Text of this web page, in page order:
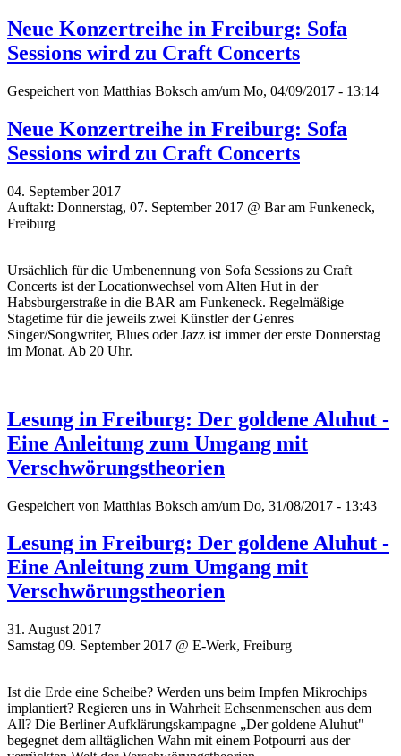
Neue Konzertreihe in Freiburg: Sofa
Sessions wird zu Craft Concerts
Gespeichert von Matthias Boksch am/um Mo, 04/09/2017 - 13:14
Neue Konzertreihe in Freiburg: Sofa
Sessions wird zu Craft Concerts
04. September 2017
Auftakt: Donnerstag, 07. September 2017 @ Bar am Funkeneck,
Freiburg
Ursächlich für die Umbenennung von Sofa Sessions zu Craft
Concerts ist der Locationwechsel vom Alten Hut in der
Habsburgerstraße in die BAR am Funkeneck. Regelmäßige
Stagetime für die jeweils zwei Künstler der Genres
Singer/Songwriter, Blues oder Jazz ist immer der erste Donnerstag
im Monat. Ab 20 Uhr.
Lesung in Freiburg: Der goldene Aluhut -
Eine Anleitung zum Umgang mit
Verschwörungstheorien
Gespeichert von Matthias Boksch am/um Do, 31/08/2017 - 13:43
Lesung in Freiburg: Der goldene Aluhut -
Eine Anleitung zum Umgang mit
Verschwörungstheorien
31. August 2017
Samstag 09. September 2017 @ E-Werk, Freiburg
Ist die Erde eine Scheibe? Werden uns beim Impfen Mikrochips
implantiert? Regieren uns in Wahrheit Echsenmenschen aus dem
All? Die Berliner Aufklärungskampagne „Der goldene Aluhut"
begegnet dem alltäglichen Wahn mit einem Potpourri aus der